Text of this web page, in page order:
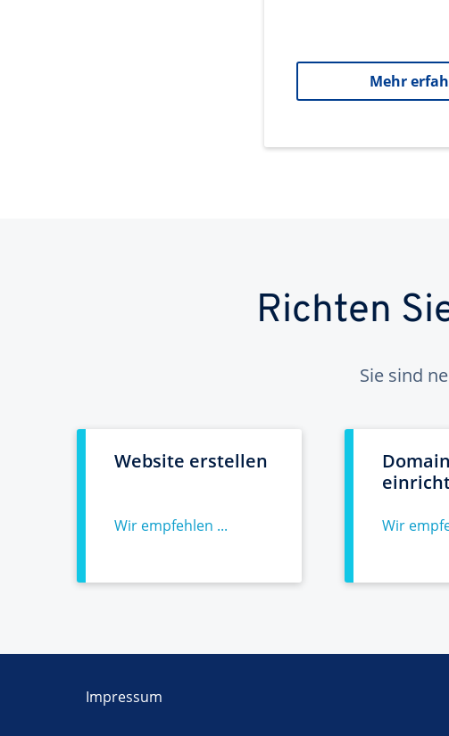
Mehr
Richten
Sie sind
Website erstellen
Wir empfehlen ...
Domain
Wir
Impressum